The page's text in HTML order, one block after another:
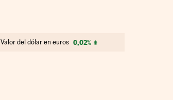
Valor del dólar en euros 0,02%